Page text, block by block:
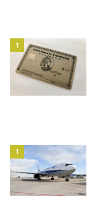
1
1